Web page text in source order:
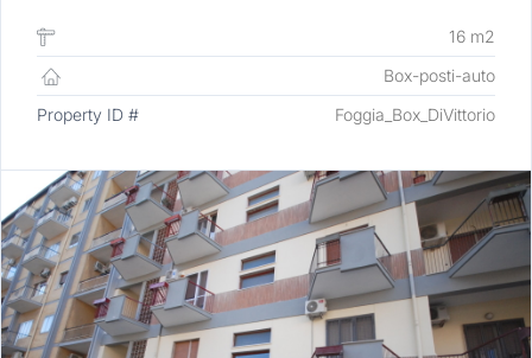
16 m2
Box-posti-auto
Property ID #
Foggia_Box_DiVittorio